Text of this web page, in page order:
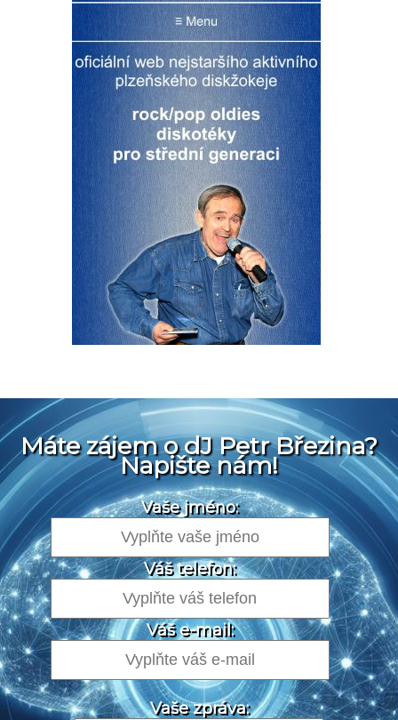
Máte zájem o dJ Petr Březina?
Napište nám!
Vaše jméno:
Váš telefon:
Váš e-mail:
Vaše zpráva: